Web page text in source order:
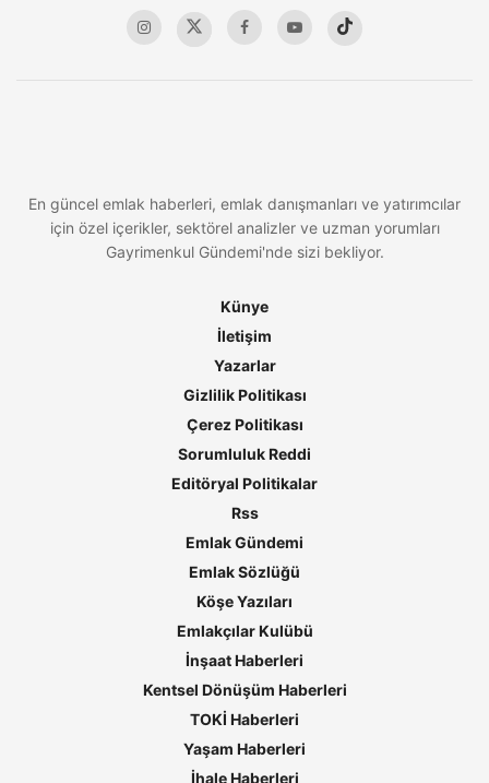
En güncel emlak haberleri, emlak danışmanları ve yatırımcılar
için özel içerikler, sektörel analizler ve uzman yorumları
Gayrimenkul Gündemi'nde sizi bekliyor.
Künye
İletişim
Yazarlar
Gizlilik Politikası
Çerez Politikası
Sorumluluk Reddi
Editöryal Politikalar
Rss
Emlak Gündemi
Emlak Sözlüğü
Köşe Yazıları
Emlakçılar Kulübü
İnşaat Haberleri
Kentsel Dönüşüm Haberleri
TOKİ Haberleri
Yaşam Haberleri
İhale Haberleri